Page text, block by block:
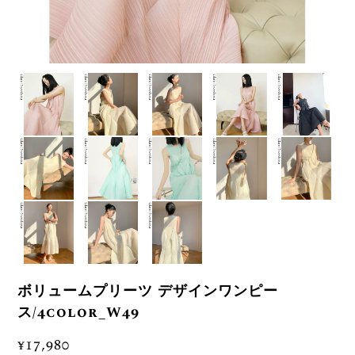
ボリュームプリーツ デザインワンピー
ス/4color_W49
¥17,980